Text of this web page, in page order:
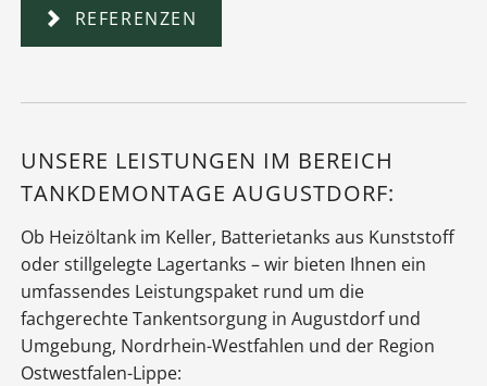
REFERENZEN
UNSERE LEISTUNGEN IM BEREICH
TANKDEMONTAGE AUGUSTDORF:
Ob Heizöltank im Keller, Batterietanks aus Kunststoff
oder stillgelegte Lagertanks – wir bieten Ihnen ein
umfassendes Leistungspaket rund um die
fachgerechte Tankentsorgung in Augustdorf und
Umgebung, Nordrhein-Westfahlen und der Region
Ostwestfalen-Lippe: